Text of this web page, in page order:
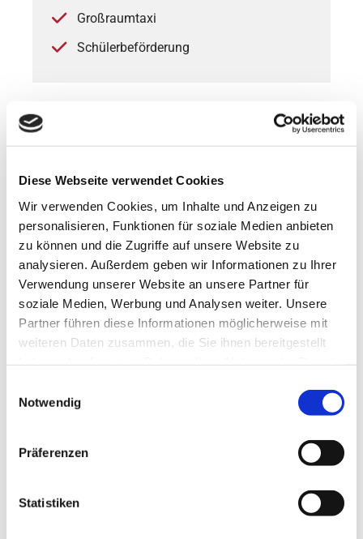
Diese Webseite verwendet Cookies
Wir verwenden Cookies, um Inhalte und Anzeigen zu
personalisieren, Funktionen für soziale Medien anbieten
zu können und die Zugriffe auf unsere Website zu
analysieren. Außerdem geben wir Informationen zu Ihrer
Verwendung unserer Website an unsere Partner für
soziale Medien, Werbung und Analysen weiter. Unsere
Partner führen diese Informationen möglicherweise mit
weiteren Daten zusammen, die Sie ihnen bereitgestellt
Notwendig
Präferenzen
Statistiken
Großraumtaxi
Schülerbeförderung
Transportfahrten
Kurierfahrten
Transportdienstleistungen